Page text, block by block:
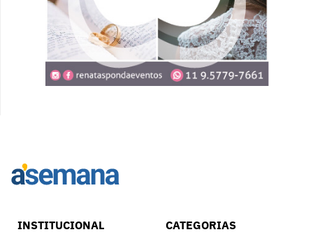
INSTITUCIONAL CATEGORIAS